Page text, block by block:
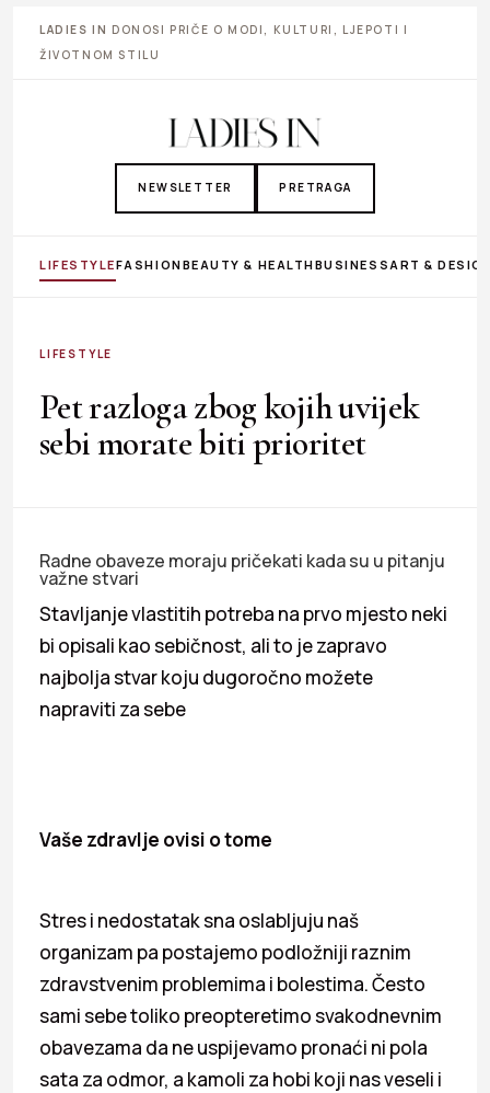
LADIES IN DONOSI PRIČE O MODI, KULTURI, LJEPOTI I
ŽIVOTNOM STILU
NEWSLETTER PRETRAGA
LIFESTYLEFASHIONBEAUTY & HEALTHBUSINESS ART &
LIFESTYLE
Pet razloga zbog kojih uvijek
sebi morate biti prioritet
Radne obaveze moraju pričekati kada su u pitanju
važne stvari
Stavljanje vlastitih potreba na prvo mjesto neki
bi opisali kao sebičnost, ali to je zapravo
najbolja stvar koju dugoročno možete
napraviti za sebe
Vaše zdravlje ovisi o tome
Stres i nedostatak sna oslabljuju naš
organizam pa postajemo podložniji raznim
zdravstvenim problemima i bolestima. Često
sami sebe toliko preopteretimo svakodnevnim
obavezama da ne uspijevamo pronaći ni pola
sata za odmor, a kamoli za hobi koji nas veseli i